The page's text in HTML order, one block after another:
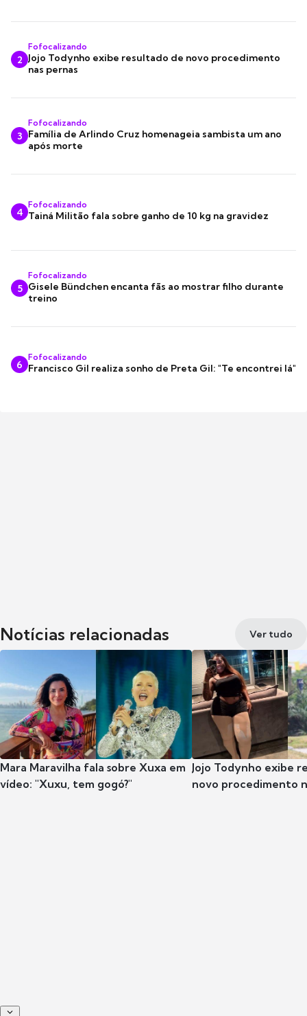
2
Fofocalizando
Jojo Todynho exibe resultado de novo procedimento
nas pernas
3
Fofocalizando
Família de Arlindo Cruz homenageia sambista um ano
após morte
4
Fofocalizando
Tainá Militão fala sobre ganho de 10 kg na gravidez
5
Fofocalizando
Gisele Bündchen encanta fãs ao mostrar filho durante
treino
6
Fofocalizando
Francisco Gil realiza sonho de Preta Gil: "Te encontrei lá"
Notícias relacionadas Ver tudo
Mara Maravilha fala sobre Xuxa em
vídeo: "Xuxu, tem gogó?"
Jojo Todynho exibe
novo procedimento